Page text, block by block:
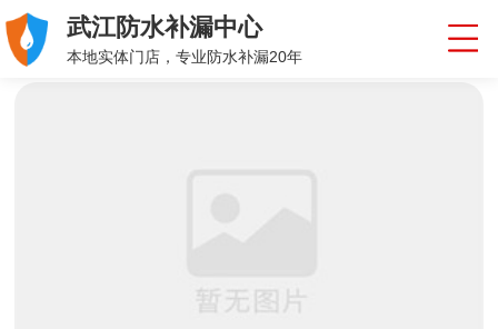
武江防水补漏中心
本地实体门店，专业防水补漏20年